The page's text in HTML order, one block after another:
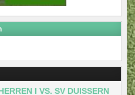
I VS. SV DUISSERN